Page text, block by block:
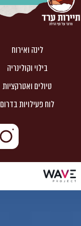
לינה ואירוח
בילוי וקולינריה
טיולים ואטרקציות
לוח פעילויות בדרום